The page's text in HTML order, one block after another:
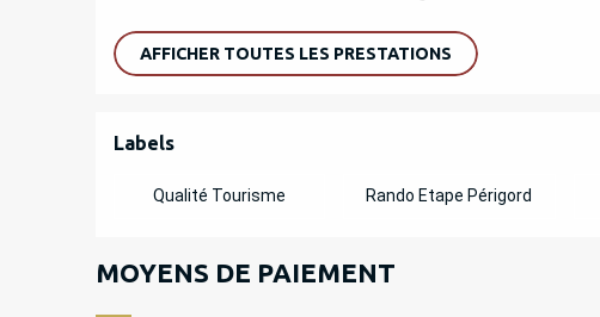
AFFICHER TOUTES LES PRESTATIONS
OFFRES DE
Labels
Labels
Qualité Tourisme Rando Etape Périgord
MOYENS DE PAIEMENT